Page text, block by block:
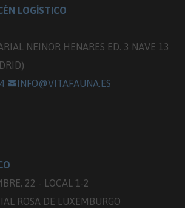
LOGÍSTICO
NEINOR HENARES ED. 3 NAVE 13
INFO@VITAFAUNA.ES
22 - LOCAL 1-2
ROSA DE LUXEMBURGO